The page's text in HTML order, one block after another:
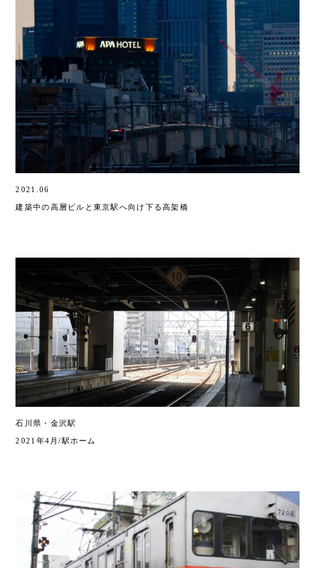
2021.06
建築中の高層ビルと東京駅へ向け下る高架橋
石川県・金沢駅
2021年4月/駅ホーム